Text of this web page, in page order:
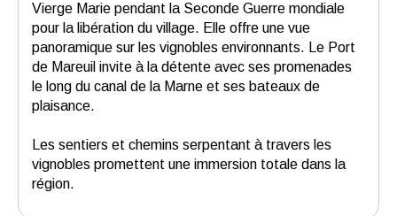
Vierge Marie pendant la Seconde Guerre mondiale
pour la libération du village. Elle offre une vue
panoramique sur les vignobles environnants. Le Port
de Mareuil invite à la détente avec ses promenades
le long du canal de la Marne et ses bateaux de
plaisance.
Les sentiers et chemins serpentant à travers les
vignobles promettent une immersion totale dans la
région.